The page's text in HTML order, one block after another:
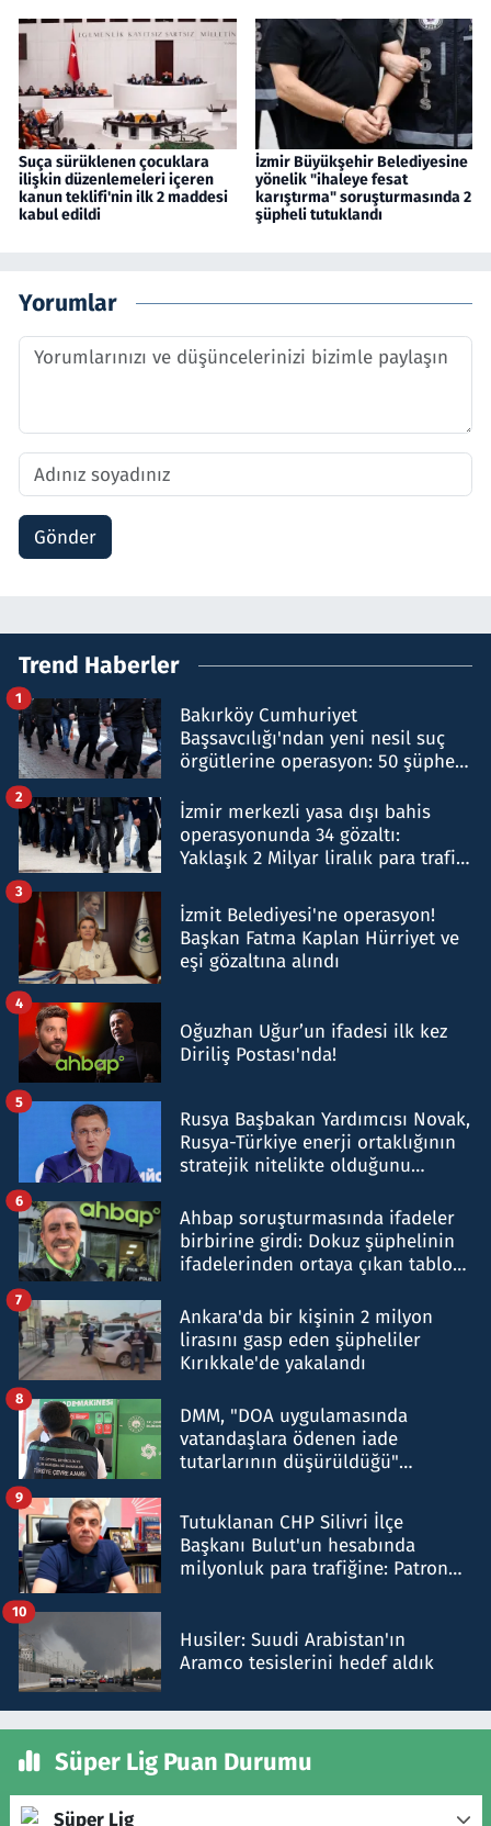
Suça sürüklenen çocuklara
ilişkin düzenlemeleri içeren
kanun teklifi'nin ilk 2 maddesi
kabul edildi
İzmir Büyükşehir Belediyesine
yönelik "ihaleye fesat
karıştırma" soruşturmasında 2
şüpheli tutuklandı
Yorumlar
Gönder
Trend Haberler
Bakırköy Cumhuriyet
Başsavcılığı'ndan yeni nesil suç
örgütlerine operasyon: 50 şüpheli
1
İzmir merkezli yasa dışı bahis
operasyonunda 34 gözaltı:
Yaklaşık 2 Milyar liralık para trafiği
2
İzmit Belediyesi'ne operasyon!
Başkan Fatma Kaplan Hürriyet ve
eşi gözaltına alındı
3
Oğuzhan Uğur’un ifadesi ilk kez
Diriliş Postası'nda!
4
Rusya Başbakan Yardımcısı Novak,
Rusya-Türkiye enerji ortaklığının
stratejik nitelikte olduğunu
5
Ahbap soruşturmasında ifadeler
birbirine girdi: Dokuz şüphelinin
ifadelerinden ortaya çıkan tablo
6
Ankara'da bir kişinin 2 milyon
lirasını gasp eden şüpheliler
Kırıkkale'de yakalandı
7
DMM, "DOA uygulamasında
vatandaşlara ödenen iade
tutarlarının düşürüldüğü"
8
Tutuklanan CHP Silivri İlçe
Başkanı Bulut'un hesabında
milyonluk para trafiğine: Patron
9
Husiler: Suudi Arabistan'ın
Aramco tesislerini hedef aldık
10
Süper Lig Puan Durumu
Süper Lig